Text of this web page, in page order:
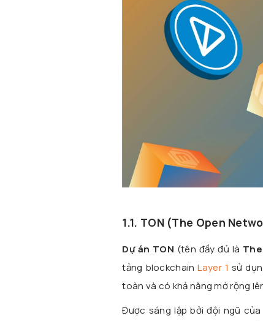
1.1. TON (The Open
Dự án TON (tên đầy đủ là
tảng blockchainLayer 1 sử
toàn và có khả năng mở rộng
Được sáng lập bởi đội ngũ